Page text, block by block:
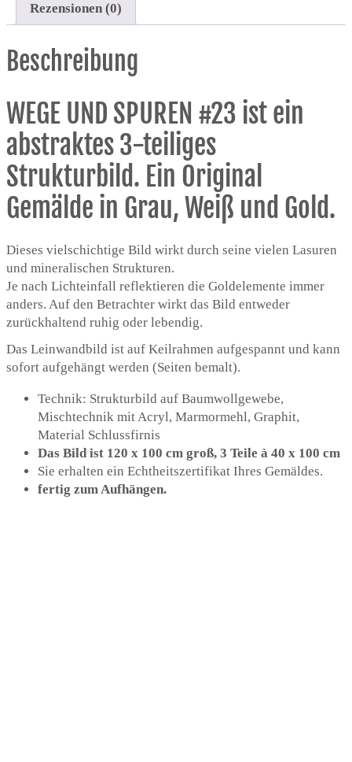
Rezensionen (0)
Beschreibung
WEGE UND SPUREN #23 ist ein
abstraktes 3-teiliges
Strukturbild. Ein Original
Gemälde in Grau, Weiß und Gold.
Dieses vielschichtige Bild wirkt durch seine vielen Lasuren
und mineralischen Strukturen.
Je nach Lichteinfall reflektieren die Goldelemente immer
anders. Auf den Betrachter wirkt das Bild entweder
zurückhaltend ruhig oder lebendig.
Das Leinwandbild ist auf Keilrahmen aufgespannt und kann
sofort aufgehängt werden (Seiten bemalt).
Technik: Strukturbild auf Baumwollgewebe,
Mischtechnik mit Acryl, Marmormehl, Graphit,
Material Schlussfirnis
Das Bild ist 120 x 100 cm groß, 3 Teile à 40 x 100 cm
Sie erhalten ein Echtheitszertifikat Ihres Gemäldes.
fertig zum Aufhängen.